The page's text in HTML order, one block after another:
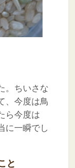
。ちいさな
、今度は鳥
ら今度は
に一瞬でし
と